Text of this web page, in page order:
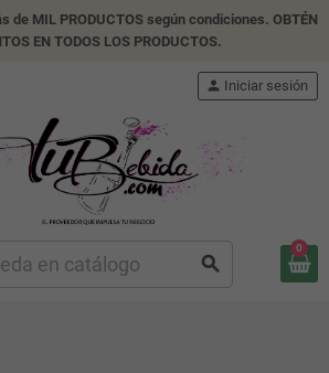
de MIL PRODUCTOS según condiciones. OBTÉN
EN TODOS LOS PRODUCTOS.
search
person Iniciar sesión
0